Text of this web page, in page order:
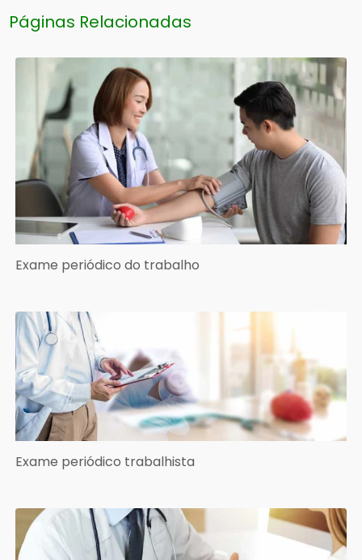
Páginas Relacionadas
Exame periódico do trabalho
Exame periódico trabalhista